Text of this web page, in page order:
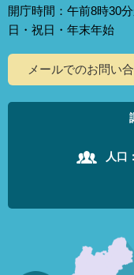
開庁時間：午前8時30
日・祝日・年末年始
メールでのお問い
人口：